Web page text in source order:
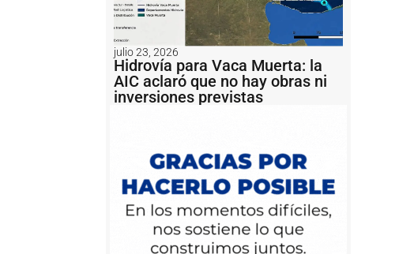
julio 23, 2026
Hidrovía para Vaca Muerta: la
AIC aclaró que no hay obras ni
inversiones previstas